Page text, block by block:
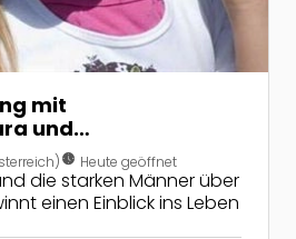
nest_clock_farsight_analog Heute geöffnet
die starken Männer über
einen Einblick ins Leben